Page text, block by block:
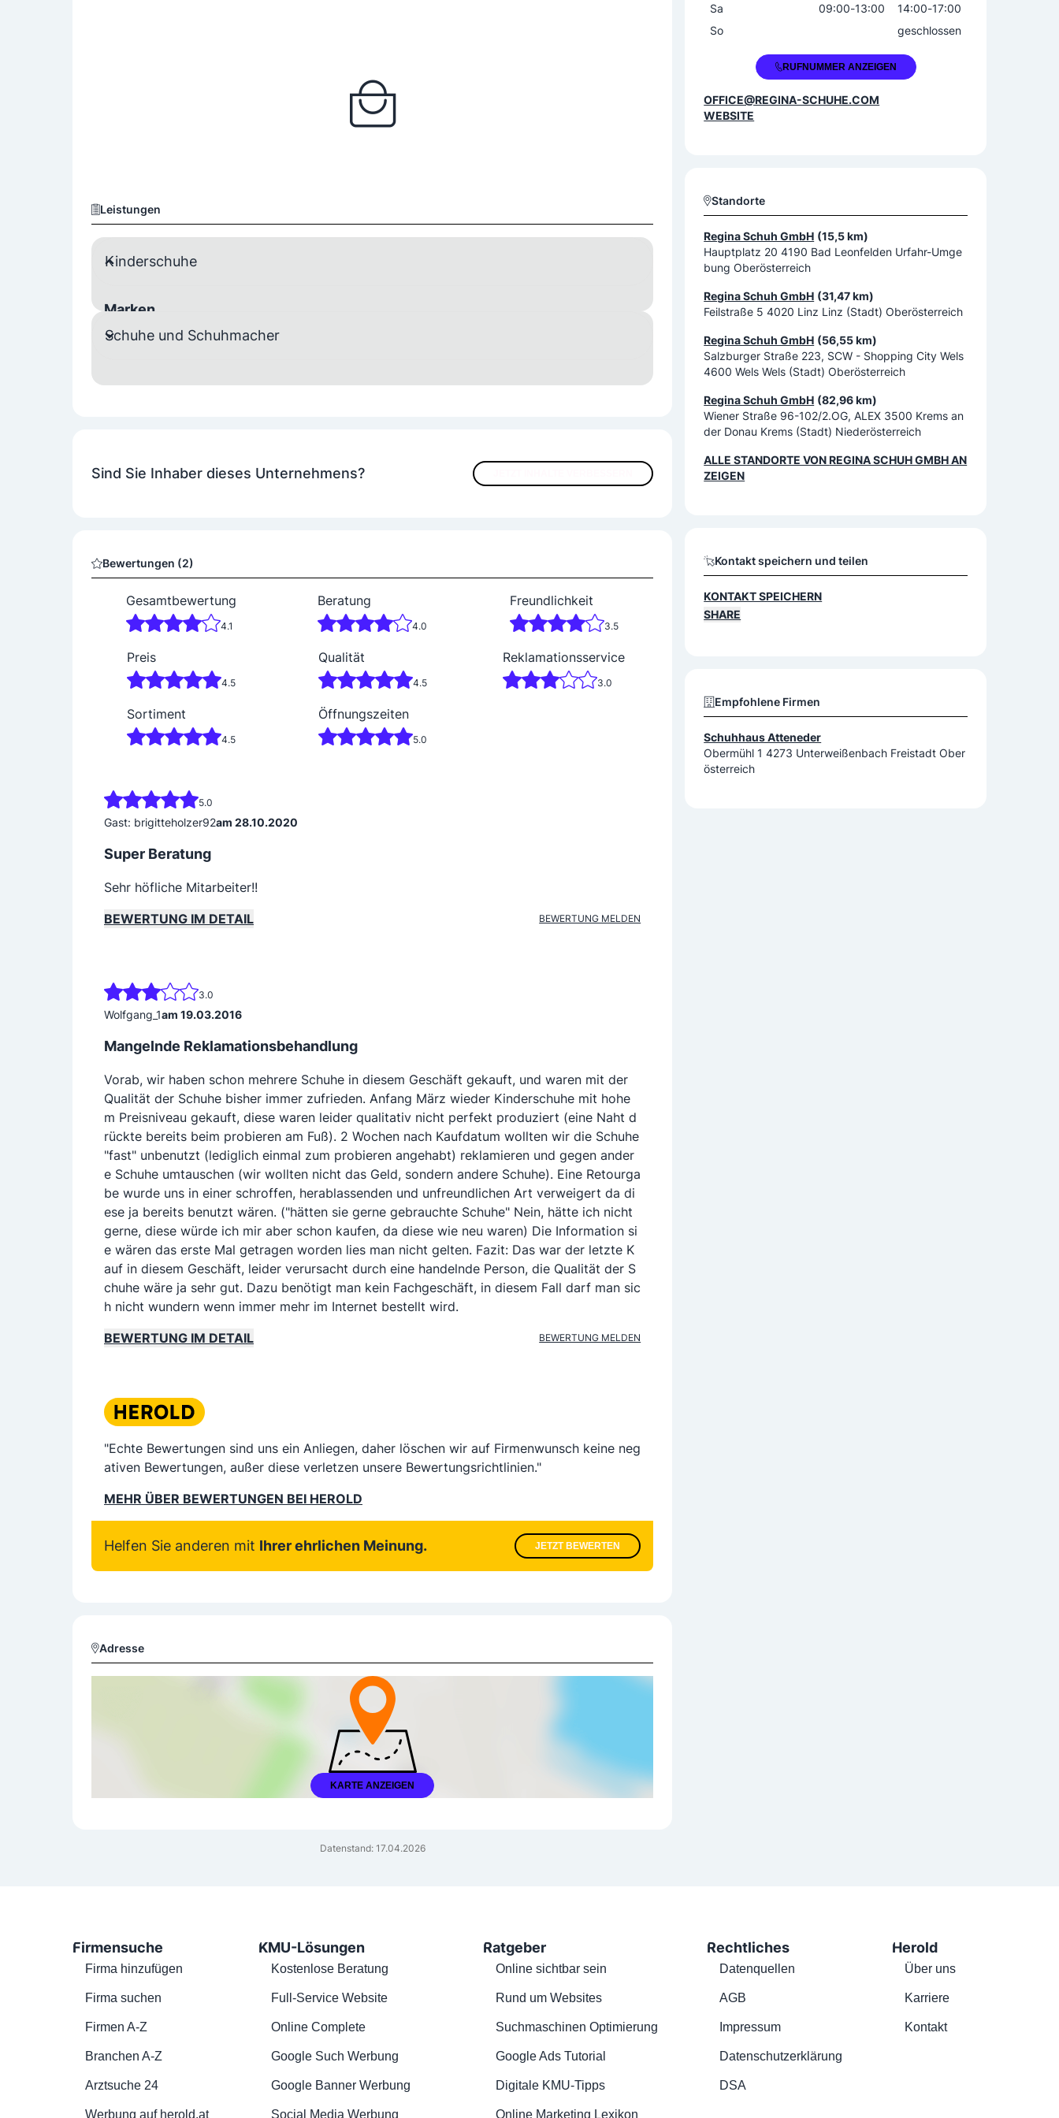
Leistungen
Kinderschuhe
Marken
Pepino Superfit
Kids (2-9 Jahre) Sandalen
Stiefel
Teens (9-16 Jahre)
Schuhe und Schuhmacher
Sind Sie Inhaber dieses Unternehmens?
Bewertungen (2)
Gesamtbewertung
4.1
Beratung
4.0
Freundlichkeit
3.5
Preis
4.5
Qualität
4.5
Reklamationsservice
3.0
Sortiment
4.5
Öffnungszeiten
5.0
5.0
Gast: brigitteholzer92am 28.10.2020
Super Beratung
Sehr höfliche Mitarbeiter!!
BEWERTUNG IM DETAIL
BEWERTUNG MELDEN
3.0
Wolfgang_1am 19.03.2016
Mangelnde Reklamationsbehandlung
Vorab, wir haben schon mehrere Schuhe in diesem Geschäft gekauft, und waren mit der
Qualität der Schuhe bisher immer zufrieden. Anfang März wieder Kinderschuhe mit hohe
m Preisniveau gekauft, diese waren leider qualitativ nicht perfekt produziert (eine Naht d
rückte bereits beim probieren am Fuß). 2 Wochen nach Kaufdatum wollten wir die Schuhe
"fast" unbenutzt (lediglich einmal zum probieren angehabt) reklamieren und gegen ander
e Schuhe umtauschen (wir wollten nicht das Geld, sondern andere Schuhe). Eine Retourga
be wurde uns in einer schroffen, herablassenden und unfreundlichen Art verweigert da di
ese ja bereits benutzt wären. ("hätten sie gerne gebrauchte Schuhe" Nein, hätte ich nicht
gerne, diese würde ich mir aber schon kaufen, da diese wie neu waren) Die Information si
e wären das erste Mal getragen worden lies man nicht gelten. Fazit: Das war der letzte K
auf in diesem Geschäft, leider verursacht durch eine handelnde Person, die Qualität der S
chuhe wäre ja sehr gut. Dazu benötigt man kein Fachgeschäft, in diesem Fall darf man sic
h nicht wundern wenn immer mehr im Internet bestellt wird.
BEWERTUNG IM DETAIL
BEWERTUNG MELDEN
"Echte Bewertungen sind uns ein Anliegen, daher löschen wir auf Firmenwunsch keine neg
ativen Bewertungen, außer diese verletzen unsere Bewertungsrichtlinien."
MEHR ÜBER BEWERTUNGEN BEI HEROLD
Helfen Sie anderen mit Ihrer ehrlichen Meinung. JETZT BEWERTEN
Adresse
KARTE ANZEIGEN
Datenstand: 17.04.2026
Sa
09:00-13:00 14:00-17:00
So
geschlossen
+43 7942 20505RUFNUMMER ANZEIGEN
OFFICE@REGINA-SCHUHE.COM
WEBSITE
Standorte
Regina Schuh GmbH (15,5 km)
Hauptplatz 20 4190 Bad Leonfelden Urfahr-Umge
bung Oberösterreich
Regina Schuh GmbH (31,47 km)
Feilstraße 5 4020 Linz Linz (Stadt) Oberösterreich
Regina Schuh GmbH (56,55 km)
Salzburger Straße 223, SCW - Shopping City Wels
4600 Wels Wels (Stadt) Oberösterreich
Regina Schuh GmbH (82,96 km)
Wiener Straße 96-102/2.OG, ALEX 3500 Krems an
der Donau Krems (Stadt) Niederösterreich
ALLE STANDORTE VONREGINA SCHUH GMBHAN
ZEIGEN
Kontakt speichern und teilen
KONTAKT SPEICHERN
SHARE
Empfohlene Firmen
Schuhhaus Atteneder
Obermühl 1 4273 Unterweißenbach Freistadt Ober
österreich
Firmensuche
Firma hinzufügen
Firma suchen
Firmen A-Z
Branchen A-Z
Arztsuche 24
Werbung auf herold.at
KMU-Lösungen
Kostenlose Beratung
Full-Service Website
Online Complete
Google Such Werbung
Google Banner Werbung
Social Media Werbung
Ratgeber
Online sichtbar sein
Rund um Websites
Suchmaschinen Optimierung
Google Ads Tutorial
Digitale KMU-Tipps
Online Marketing Lexikon
Rechtliches
Datenquellen
AGB
Impressum
Datenschutzerklärung
DSA
Herold
Über uns
Karriere
Kontakt